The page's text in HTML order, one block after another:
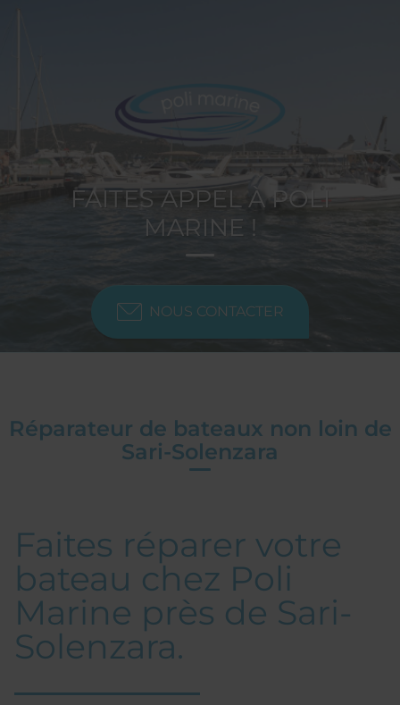
FAITES APPEL À POLI
MARINE !
NOUS CONTACTER
Réparateur de bateaux non loin de
Sari-Solenzara
Faites réparer votre
bateau chez Poli
Marine près de Sari-
Solenzara.